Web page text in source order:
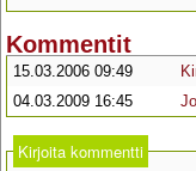
Kommentit
15.03.2006 09:49
04.03.2009 16:45
Kirjoita kommentti